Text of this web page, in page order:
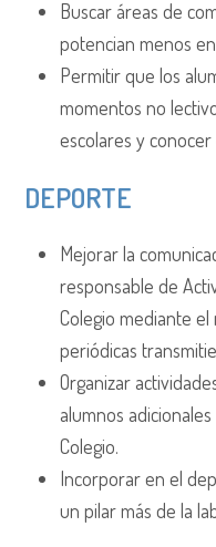
Buscar áreas de
potencian menos
Permitir que los
momentos no
escolares y conocer
DEPORTE
Mejorar la
responsable de
Colegio mediante
periódicas
Organizar
alumnos
Colegio.
Incorporar en el
un pilar más de la